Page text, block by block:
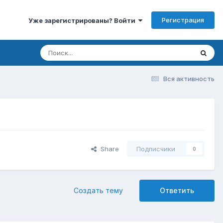
Уже зарегистрированы? Войти Регистрация
Вся активность
Share Подписчики 0
Ответить
Создать тему